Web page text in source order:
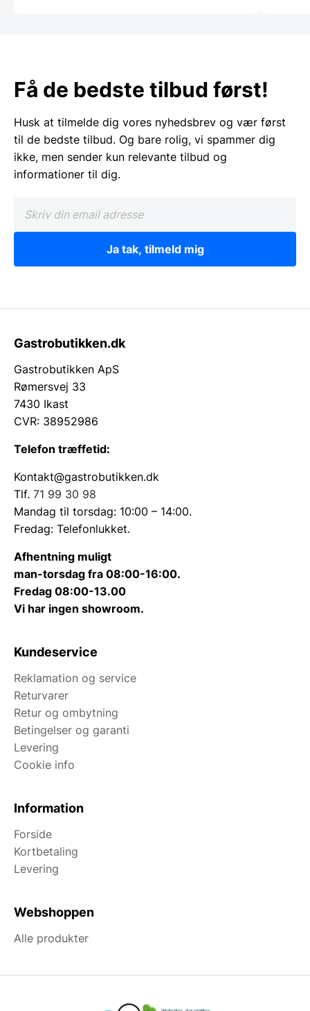
Få de bedste tilbud først!
Husk at tilmelde dig vores nyhedsbrev og vær først
til de bedste tilbud. Og bare rolig, vi spammer dig
ikke, men sender kun relevante tilbud og
informationer til dig.
Ja tak, tilmeld mig
Gastrobutikken.dk
Gastrobutikken ApS
Rømersvej 33
7430 Ikast
CVR: 38952986
Telefon træffetid:
Kontakt@gastrobutikken.dk
Tlf. 71 99 30 98
Mandag til torsdag: 10:00 – 14:00.
Fredag: Telefonlukket.
Afhentning muligt
man-torsdag fra 08:00-16:00.
Fredag 08:00-13.00
Vi har ingen showroom.
Kundeservice
Reklamation og service
Returvarer
Retur og ombytning
Betingelser og garanti
Levering
Cookie info
Information
Forside
Kortbetaling
Levering
Webshoppen
Alle produkter